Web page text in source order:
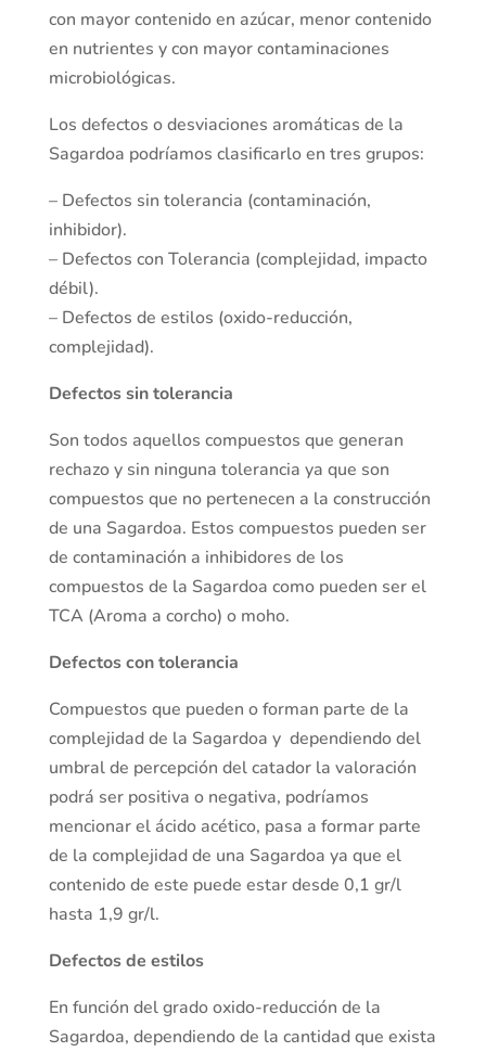
con mayor contenido en azúcar, menor contenido
en nutrientes y con mayor contaminaciones
microbiológicas.
Los defectos o desviaciones aromáticas de la
Sagardoa podríamos clasificarlo en tres grupos:
– Defectos sin tolerancia (contaminación,
inhibidor).
– Defectos con Tolerancia (complejidad, impacto
débil).
– Defectos de estilos (oxido-reducción,
complejidad).
Defectos sin tolerancia
Son todos aquellos compuestos que generan
rechazo y sin ninguna tolerancia ya que son
compuestos que no pertenecen a la construcción
de una Sagardoa. Estos compuestos pueden ser
de contaminación a inhibidores de los
compuestos de la Sagardoa como pueden ser el
TCA (Aroma a corcho) o moho.
Defectos con tolerancia
Compuestos que pueden o forman parte de la
complejidad de la Sagardoa y dependiendo del
umbral de percepción del catador la valoración
podrá ser positiva o negativa, podríamos
mencionar el ácido acético, pasa a formar parte
de la complejidad de una Sagardoa ya que el
contenido de este puede estar desde 0,1 gr/l
hasta 1,9 gr/l.
Defectos de estilos
En función del grado oxido-reducción de la
Sagardoa, dependiendo de la cantidad que exista